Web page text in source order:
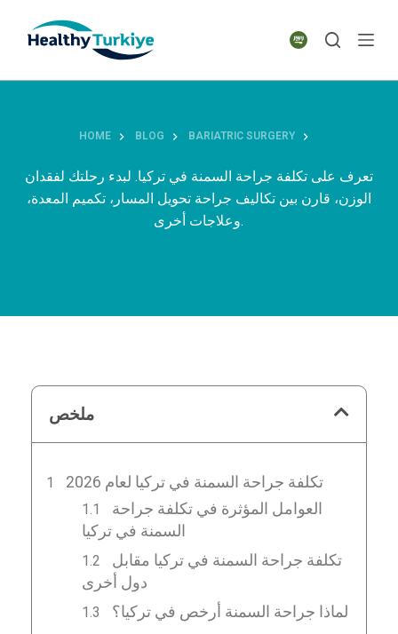
p
HOME BLOG BARIATRIC SURGERY
تعرف على تكلفة جراحة السمنة في تركيا. لبدء رحلتك لفقدان
الوزن، قارن بين تكاليف جراحة تحويل المسار، تكميم المعدة،
وعلاجات أخرى.
ملخص
تكلفة جراحة السمنة في تركيا لعام 2026
العوامل المؤثرة في تكلفة جراحة
السمنة في تركيا
تكلفة جراحة السمنة في تركيا مقابل
دول أخرى
لماذا جراحة السمنة أرخص في تركيا؟